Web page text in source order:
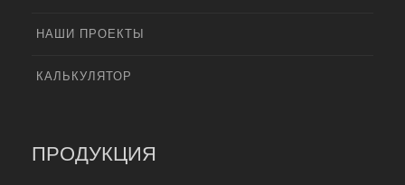
НАШИ ПРОЕКТЫ
КАЛЬКУЛЯТОР
ПРОДУКЦИЯ